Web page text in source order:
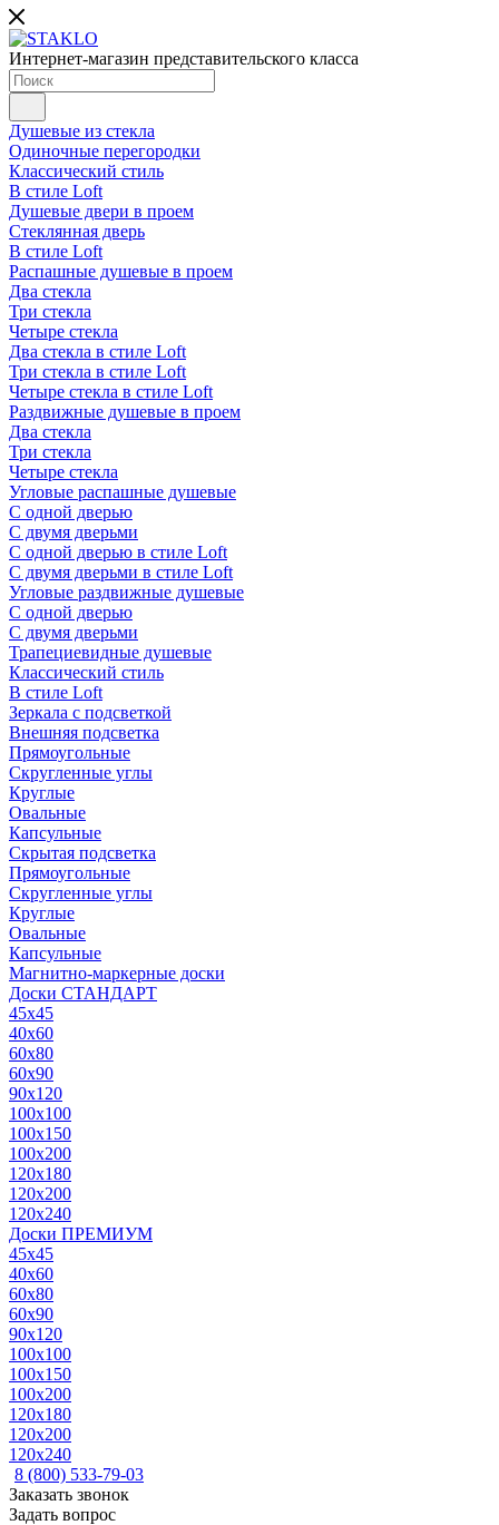
Интернет-магазин представительского класса
Душевые из стекла
Одиночные перегородки
Классический стиль
В стиле Loft
Душевые двери в проем
Стеклянная дверь
В стиле Loft
Распашные душевые в проем
Два стекла
Три стекла
Четыре стекла
Два стекла в стиле Loft
Три стекла в стиле Loft
Четыре стекла в стиле Loft
Раздвижные душевые в проем
Два стекла
Три стекла
Четыре стекла
Угловые распашные душевые
С одной дверью
С двумя дверьми
С одной дверью в стиле Loft
С двумя дверьми в стиле Loft
Угловые раздвижные душевые
С одной дверью
С двумя дверьми
Трапециевидные душевые
Классический стиль
В стиле Loft
Зеркала с подсветкой
Внешняя подсветка
Прямоугольные
Скругленные углы
Круглые
Овальные
Капсульные
Скрытая подсветка
Прямоугольные
Скругленные углы
Круглые
Овальные
Капсульные
Магнитно-маркерные доски
Доски СТАНДАРТ
45x45
40x60
60x80
60x90
90x120
100x100
100x150
100x200
120x180
120x200
120x240
Доски ПРЕМИУМ
45x45
40x60
60x80
60x90
90x120
100x100
100x150
100x200
120x180
120x200
120x240
8 (800) 533-79-03
Заказать звонок
Задать вопрос